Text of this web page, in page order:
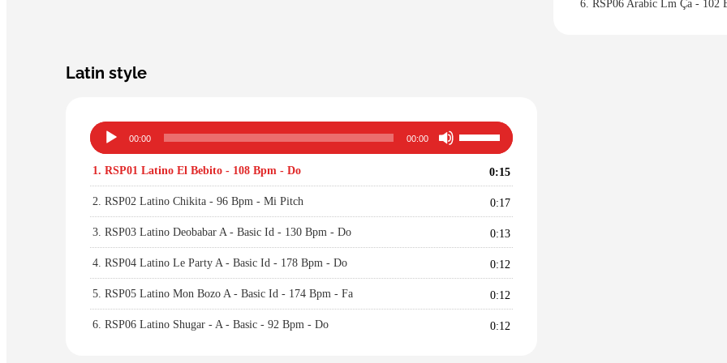
6. RSP06 Arabic Lm Ça - 102
Latin style
Lecteur
audio
00:00 00:00
haut/bas
augmenter
diminuer
volume.
1.RSP01 Latino El Bebito - 108 Bpm - Do 0:15
2.RSP02 Latino Chikita - 96 Bpm - Mi Pitch 0:17
3.RSP03 Latino Deobabar A - Basic Id - 130 Bpm - Do 0:13
4.RSP04 Latino Le Party A - Basic Id - 178 Bpm - Do 0:12
5.RSP05 Latino Mon Bozo A - Basic Id - 174 Bpm - Fa 0:12
6.RSP06 Latino Shugar - A - Basic - 92 Bpm - Do 0:12